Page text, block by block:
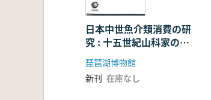
日本中世魚介類消費の研
究 : 十五世紀山科家の日
記から
琵琶湖博物館
新刊 在庫なし